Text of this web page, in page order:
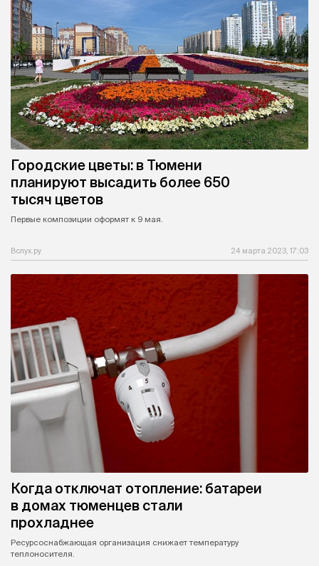
Городские цветы: в Тюмени
планируют высадить более 650
тысяч цветов
Первые композиции оформят к 9 мая.
Вслух.ру 24 марта 2023, 17:03
Когда отключат отопление: батареи
в домах тюменцев стали
прохладнее
Ресурсоснабжающая организация снижает температуру
теплоносителя.